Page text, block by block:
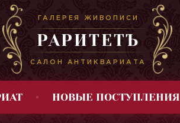
ГАЛЕРЕЯ ЖИВОПИСИ
РАРИТЕТЪ
САЛОН АНТИКВАРИАТА
НОВЫЕ ПОСТУПЛЕНИЯ